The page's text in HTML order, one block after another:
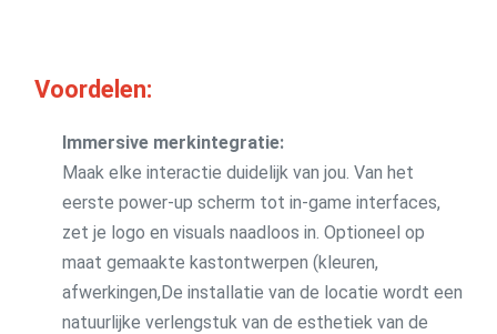
Voordelen:
Immersive merkintegratie:
Maak elke interactie duidelijk van jou. Van het
eerste power-up scherm tot in-game interfaces,
zet je logo en visuals naadloos in. Optioneel op
maat gemaakte kastontwerpen (kleuren,
afwerkingen,De installatie van de locatie wordt een
natuurlijke verlengstuk van de esthetiek van de